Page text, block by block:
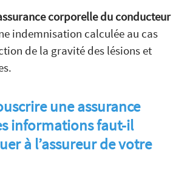
corporelle du conducteur
indemnisation calculée au cas
de la gravité des lésions et
une assurance
informations faut-il
à l’assureur de votre